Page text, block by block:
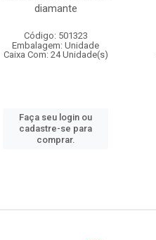
diamante
Código: 501323
Embalagem: Unidade
Caixa Com: 24 Unidade(s)
Faça seu login ou
cadastre-se para
comprar.